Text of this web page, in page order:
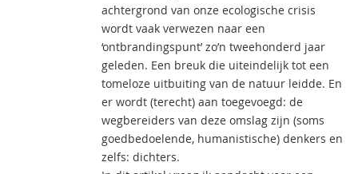
achtergrond van onze ecologische crisis
wordt vaak verwezen naar een
‘ontbrandingspunt’ zo’n tweehonderd jaar
geleden. Een breuk die uiteindelijk tot een
tomeloze uitbuiting van de natuur leidde. En
er wordt (terecht) aan toegevoegd: de
wegbereiders van deze omslag zijn (soms
goedbedoelende, humanistische) denkers en
zelfs: dichters.